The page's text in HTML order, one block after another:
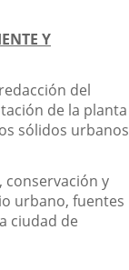
Y
del
de la planta
sólidos urbanos
conservación y
urbano, fuentes
ciudad de